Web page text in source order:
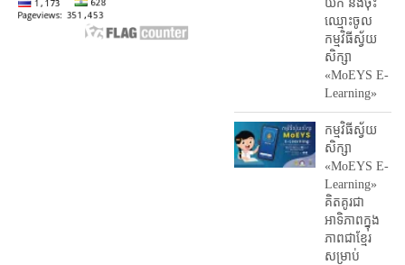
យក និង​ចុះ​
ឈ្មោះ​ចូល​
កម្មវិធី​ស្វ័យ
សិក្សា
«MoEYS E-
Learning»
កម្មវិធីស្វ័យ
សិក្សា
«MoEYS E-
Learning»
គិតគូរជា
អាទិភាពក្នុង
ភាពជាខ្មែរ
សម្រាប់